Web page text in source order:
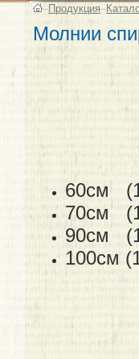
–Продукция–
Молнии
60см
70см
90см
100см